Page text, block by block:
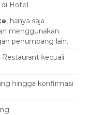
di Hotel
, hanya saja
menggunakan
penumpang lain.
kecuali
hingga konfirmasi